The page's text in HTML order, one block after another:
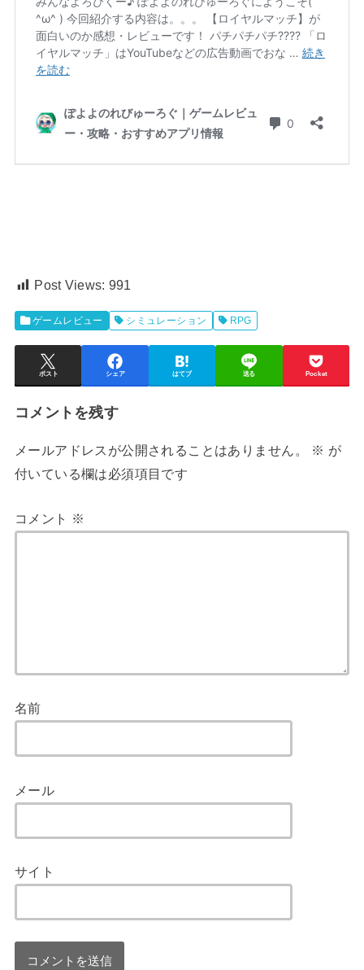
Post Views: 991
ゲームレビュー シミュレーション RPG
ポスト シェア はてブ 送る Pocket
コメントを残す
メールアドレスが公開されることはありません。 ※ が
付いている欄は必須項目です
コメント ※
名前
メール
サイト